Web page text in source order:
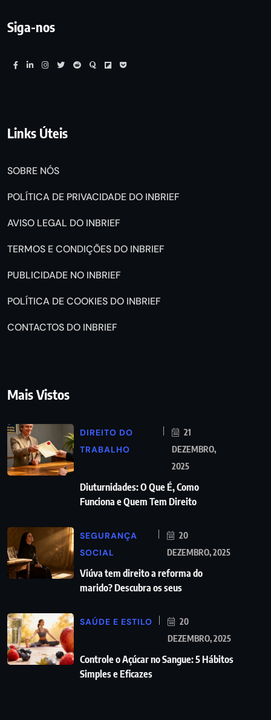
Siga-nos
Links Úteis
SOBRE NÓS
POLÍTICA DE PRIVACIDADE DO INBRIEF
AVISO LEGAL DO INBRIEF
TERMOS E CONDIÇÕES DO INBRIEF
PUBLICIDADE NO INBRIEF
POLÍTICA DE COOKIES DO INBRIEF
CONTACTOS DO INBRIEF
Mais Vistos
DIREITO DO
TRABALHO
21
DEZEMBRO,
2025
Diuturnidades: O Que É, Como
Funciona e Quem Tem Direito
SEGURANÇA
SOCIAL
20
DEZEMBRO, 2025
Viúva tem direito a reforma do
marido? Descubra os seus
SAÚDE E ESTILO
20
DEZEMBRO, 2025
Controle o Açúcar no Sangue: 5 Hábitos
Simples e Eficazes